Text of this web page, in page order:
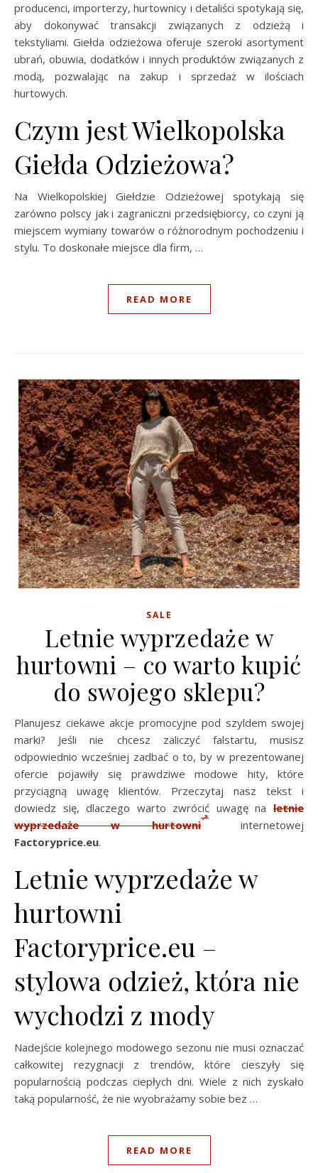
producenci, importerzy, hurtownicy i detaliści spotykają się,
aby dokonywać transakcji związanych z odzieżą i
tekstyliami. Giełda odzieżowa oferuje szeroki asortyment
ubrań, obuwia, dodatków i innych produktów związanych z
modą, pozwalając na zakup i sprzedaż w ilościach
hurtowych.
Czym jest Wielkopolska
Giełda Odzieżowa?
Na Wielkopolskiej Giełdzie Odzieżowej spotykają się
zarówno polscy jak i zagraniczni przedsiębiorcy, co czyni ją
miejscem wymiany towarów o różnorodnym pochodzeniu i
stylu. To doskonałe miejsce dla firm, …
READ MORE
SALE
Letnie wyprzedaże w
hurtowni – co warto kupić
do swojego sklepu?
Planujesz ciekawe akcje promocyjne pod szyldem swojej
marki? Jeśli nie chcesz zaliczyć falstartu, musisz
odpowiednio wcześniej zadbać o to, by w prezentowanej
ofercie pojawiły się prawdziwe modowe hity, które
przyciągną uwagę klientów. Przeczytaj nasz tekst i
dowiedz się, dlaczego warto zwrócić uwagę na letnie
wyprzedaże w hurtowni
internetowej
Factoryprice.eu.
Letnie wyprzedaże w
hurtowni
Factoryprice.eu –
stylowa odzież, która nie
wychodzi z mody
Nadejście kolejnego modowego sezonu nie musi oznaczać
całkowitej rezygnacji z trendów, które cieszyły się
popularnością podczas ciepłych dni. Wiele z nich zyskało
taką popularność, że nie wyobrażamy sobie bez …
READ MORE